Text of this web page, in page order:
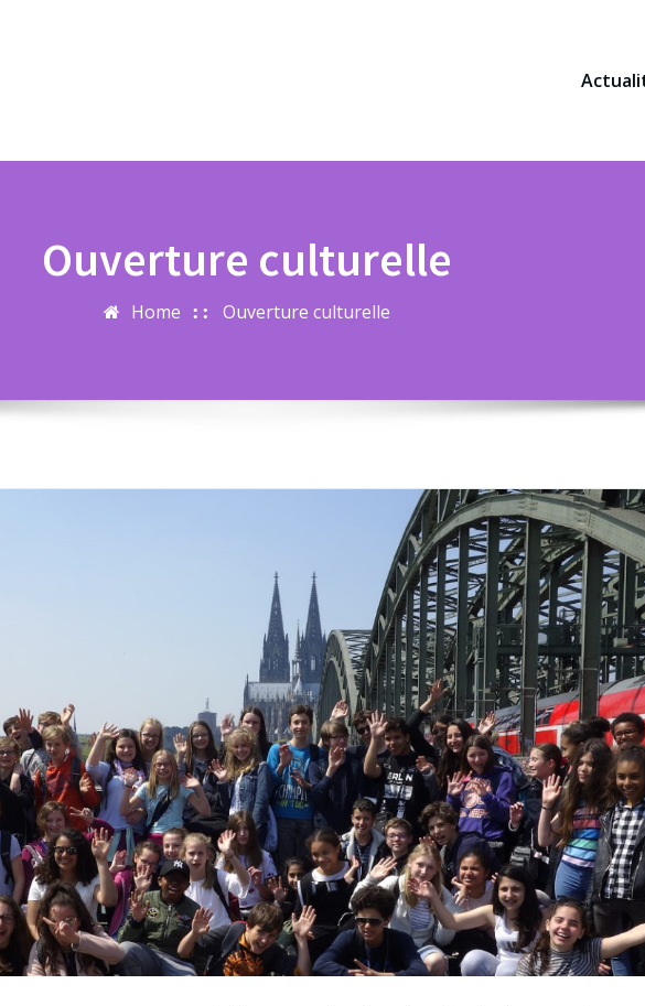
Ouverture culturelle
Home Ouverture culturelle